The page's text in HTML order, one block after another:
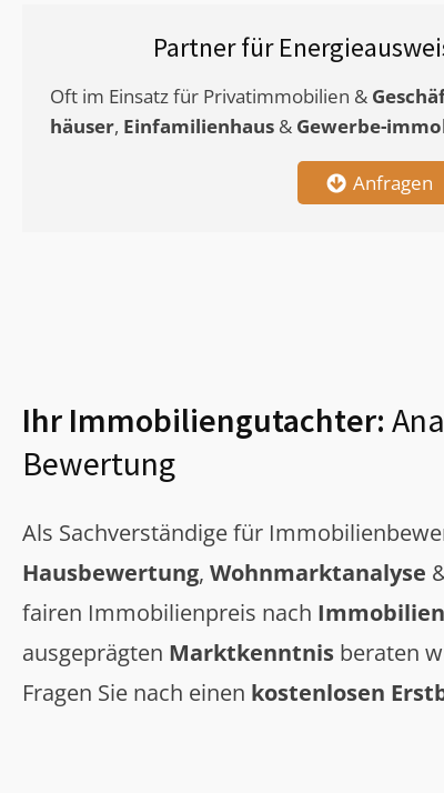
Partner für
Oft im Einsatz für Privatimmobilien &
häuser, Einfamilienhaus & Gewerbe-
Anfragen
Ihr Immobiliengutachter:
Bewertung
Als Sachverständige für
Hausbewertung, Wohnmarktanalyse
fairen Immobilienpreis nach
ausgeprägten Marktkenntnis beraten
Fragen Sie nach einen kostenlosen